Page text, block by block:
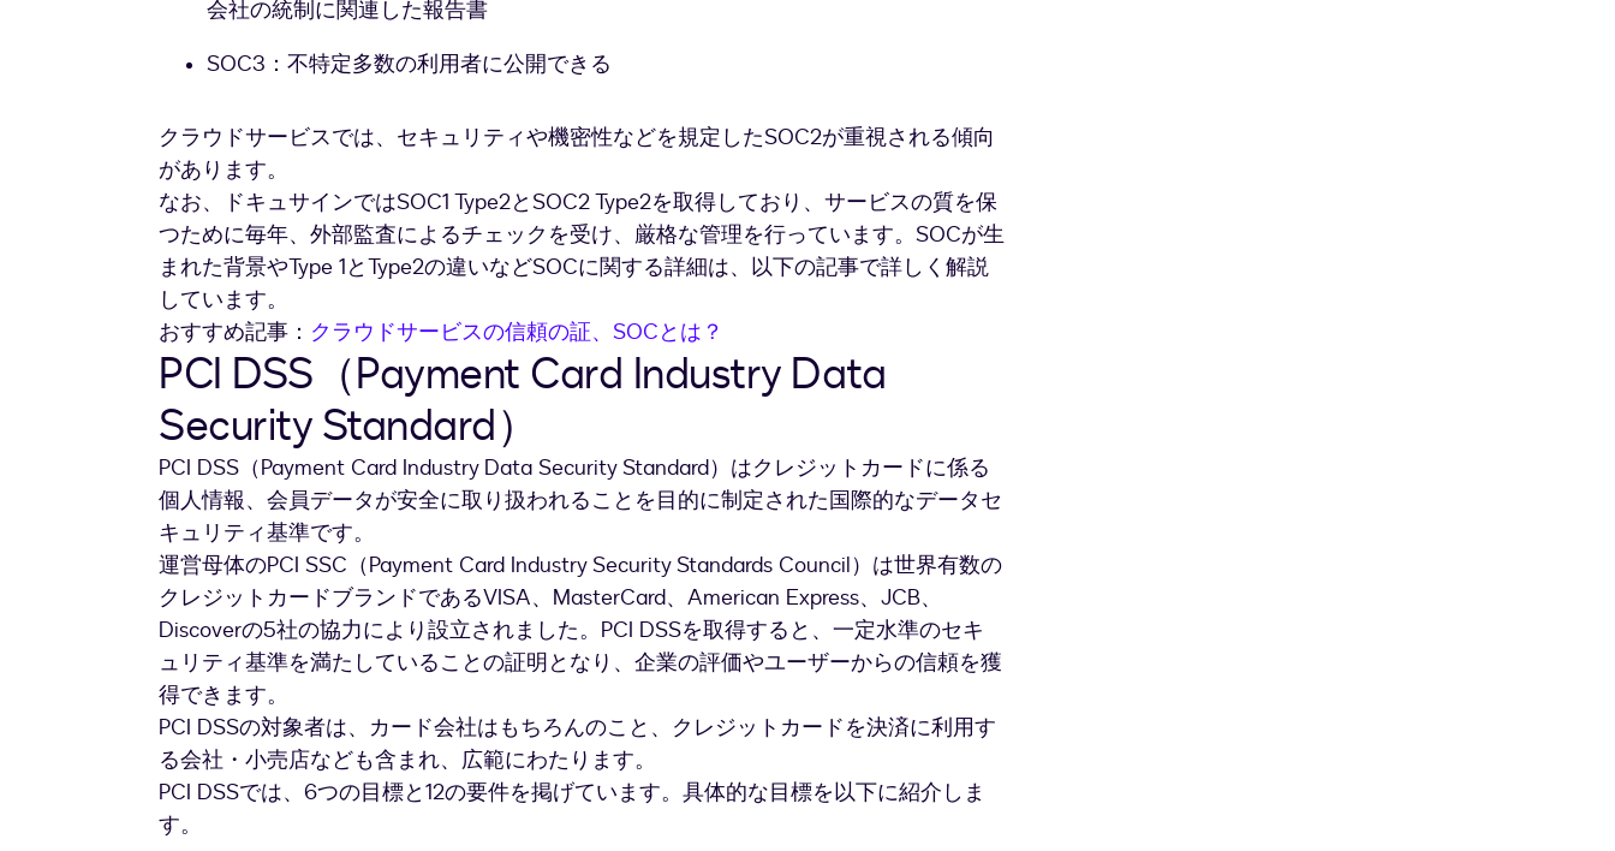
会社の統制に関連した報告書
SOC3：不特定多数の利用者に公開できる
クラウドサービスでは、セキュリティや機密性などを規定したSOC2が重視される傾向
があります。
なお、ドキュサインではSOC1 Type2とSOC2 Type2を取得しており、サービスの質を保
つために毎年、外部監査によるチェックを受け、厳格な管理を行っています。SOCが生
まれた背景やType 1とType2の違いなどSOCに関する詳細は、以下の記事で詳しく解説
しています。
おすすめ記事： クラウドサービスの信頼の証、SOCとは？
PCI DSS（Payment Card Industry Data
Security Standard）
PCI DSS（Payment Card Industry Data Security Standard）はクレジットカードに係る
個人情報、会員データが安全に取り扱われることを目的に制定された国際的なデータセ
キュリティ基準です。
運営母体のPCI SSC（Payment Card Industry Security Standards Council）は世界有数の
クレジットカードブランドであるVISA、MasterCard、American Express、JCB、
Discoverの5社の協力により設立されました。PCI DSSを取得すると、一定水準のセキ
ュリティ基準を満たしていることの証明となり、企業の評価やユーザーからの信頼を獲
得できます。
PCI DSSの対象者は、カード会社はもちろんのこと、クレジットカードを決済に利用す
る会社・小売店なども含まれ、広範にわたります。
PCI DSSでは、6つの目標と12の要件を掲げています。具体的な目標を以下に紹介しま
す。